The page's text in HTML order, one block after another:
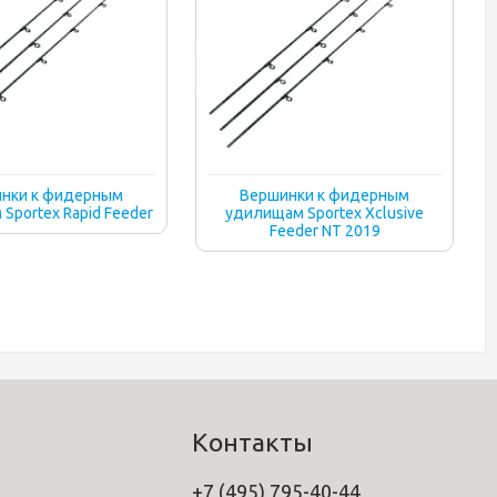
к фидерным
Rapid Feeder
Вершинки к фидерным
удилищам Sportex Xclusive
Feeder NT 2019
Контакты
+7 (495) 795-40-44